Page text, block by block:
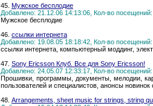
45. Мужское бесплодие
Добавлено: 21.12.06 14:13:06, Кол-во посещений:
Мужское бесплодие
46. ссылки интернета
Добавлено: 19.08.05 18:18:42, Кол-во посещений:
ссылки интернета, компьютерный моддинг,
47. Sony Ericsson Клуб. Все для Sony Ericsson!
Добавлено: 24.05.07 12:33:17, Кол-во посещений:
Прошивки, программы, документы, мелодии,
пользователей и специалистов, анонсы
48. Arrangements, sheet music for strings, string